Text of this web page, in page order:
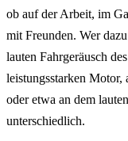
ob auf der Arbeit, im
mit Freunden. Wer
lauten Fahrgeräusch
leistungsstarken Motor,
oder etwa an dem
unterschiedlich.